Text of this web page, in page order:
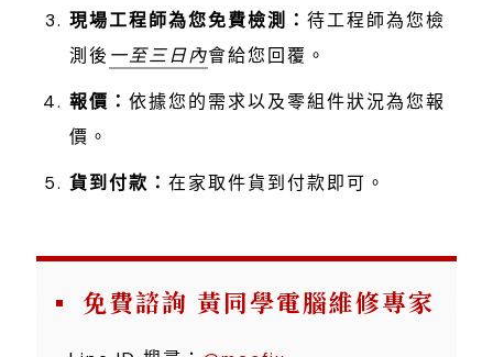
現場工程師為您免費檢測： 待工程師為您檢
測後 一至三日內會給您回覆。
報價： 依據您的需求以及零組件狀況為您報
價。
貨到付款： 在家取件貨到付款即可。
免費諮詢 黃同學電腦維修專家